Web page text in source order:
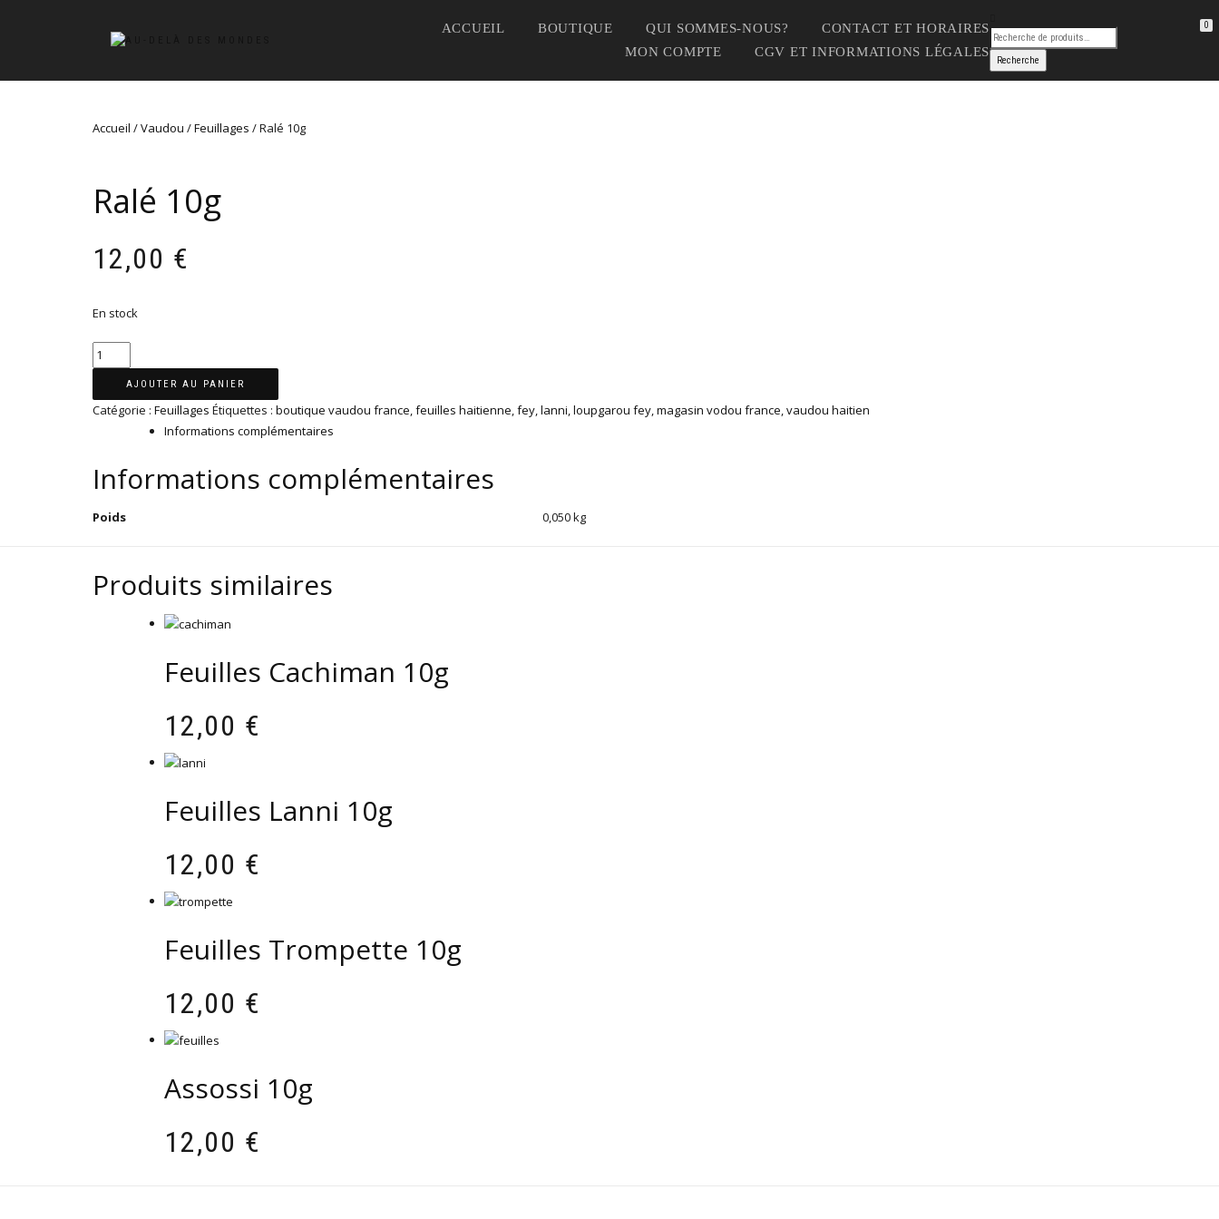
ACCUEIL BOUTIQUE QUI SOMMES-NOUS?
CONTACT ET HORAIRES
MON COMPTE
CGV ET INFORMATIONS LÉGALES
0
Accueil /Vaudou /Feuillages / Ralé 10g
Ralé 10g
12,00 €
En stock
quantité
de
10g
AJOUTER AU PANIER
Catégorie : Feuillages Étiquettes : boutique vaudou france,feuilles haitienne,fey,lanni,loupgarou fey,magasin vodou france,vaudou haitien
Informations complémentaires
Informations complémentaires
Poids 0,050 kg
Produits similaires
Feuilles Cachiman 10g
12,00 €
Feuilles Lanni 10g
12,00 €
Feuilles Trompette 10g
12,00 €
Assossi 10g
12,00 €